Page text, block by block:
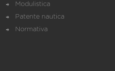
Modulistica
Patente nautica
Normativa